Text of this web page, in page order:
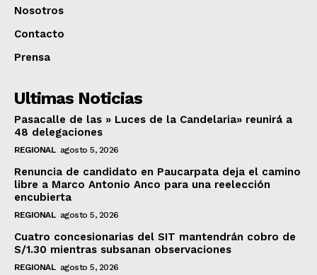
Nosotros
Contacto
Prensa
Ultimas Noticias
Pasacalle de las » Luces de la Candelaria» reunirá a
48 delegaciones
REGIONAL agosto 5, 2026
Renuncia de candidato en Paucarpata deja el camino
libre a Marco Antonio Anco para una reelección
encubierta
REGIONAL agosto 5, 2026
Cuatro concesionarias del SIT mantendrán cobro de
S/1.30 mientras subsanan observaciones
REGIONAL agosto 5, 2026